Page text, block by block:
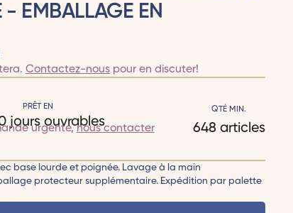
- EMBALLAGE EN
Contactez-nous pour en discuter!
PRÊT EN
jours ouvrables
urgente,nous contacter
QTÉ MIN.
648 articles
base lourde et poignée. Lavage à la main
protecteur supplémentaire. Expédition par palette